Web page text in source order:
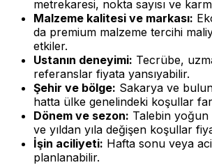
metrekaresi, nokta sayısı ve
Malzeme kalitesi ve markası:
da premium malzeme tercihi
etkiler.
Ustanın deneyimi: Tecrübe,
referanslar fiyata yansıyabilir.
Şehir ve bölge: Sakarya ve
hatta ülke genelindeki koşullar
Dönem ve sezon: Talebin
ve yıldan yıla değişen koşullar
İşin aciliyeti: Hafta sonu veya
planlanabilir.